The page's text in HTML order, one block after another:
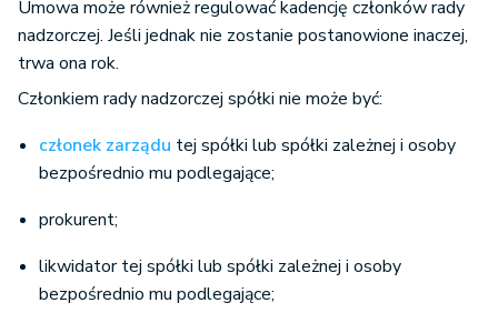
Umowa może również regulować kadencję członków rady
nadzorczej. Jeśli jednak nie zostanie postanowione inaczej,
trwa ona rok.
Członkiem rady nadzorczej spółki nie może być:
członek zarządu tej spółki lub spółki zależnej i osoby
bezpośrednio mu podlegające;
prokurent;
likwidator tej spółki lub spółki zależnej i osoby
bezpośrednio mu podlegające;